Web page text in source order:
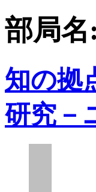
部局名:
知の拠
研究－